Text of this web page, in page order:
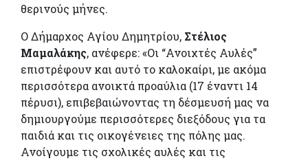
θερινούς μήνες.
Ο Δήμαρχος Αγίου Δημητρίου, Στέλιος
Μαμαλάκης, ανέφερε: «Οι “Ανοιχτές Αυλές”
επιστρέφουν και αυτό το καλοκαίρι, με ακόμα
περισσότερα ανοικτά προαύλια (17 έναντι 14
πέρυσι), επιβεβαιώνοντας τη δέσμευσή μας να
δημιουργούμε περισσότερες διεξόδους για τα
παιδιά και τις οικογένειες της πόλης μας.
Ανοίγουμε τις σχολικές αυλές και τις